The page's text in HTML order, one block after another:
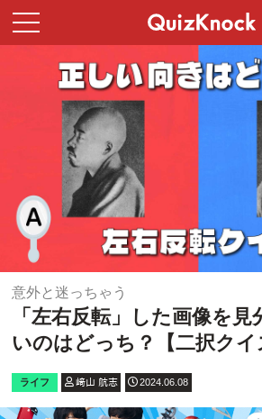
意外と迷っちゃう
「左右反転」した画像を見
いのはどっち？【二択クイ
ライフ 﨑山 航志 2024.06.08